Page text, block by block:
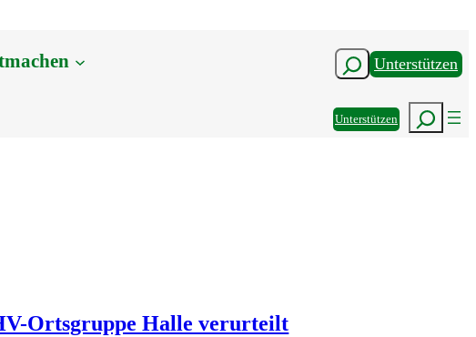
SuchenUnterstützen
UnterstützenSuchen
Ortsgruppe Halle verurteilt